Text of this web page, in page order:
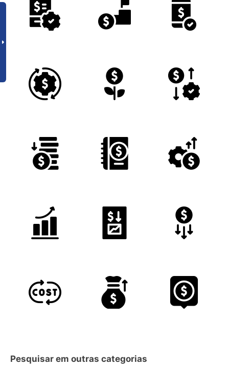
Pesquisar em outras categorias